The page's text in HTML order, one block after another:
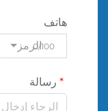
هاتف
الرمز0/100
رسالة